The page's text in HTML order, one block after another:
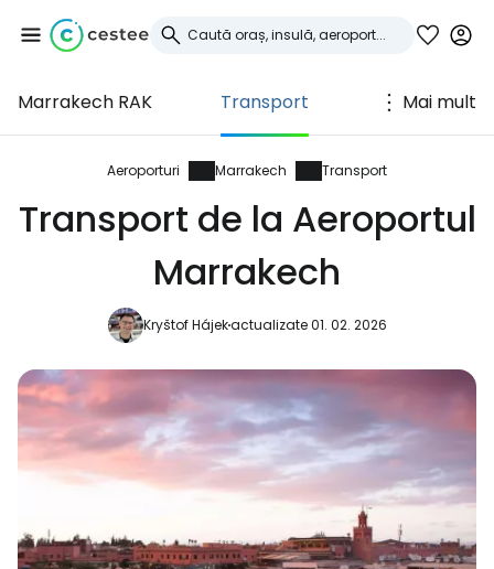
Marrakech RAK Transport Mai mult
Aeroporturi Marrakech Transport
Transport de la Aeroportul
Marrakech
Kryštof Hájekactualizate 01. 02. 2026
Conectați-vă la
Cestee
... comunitatea mondială a călătorilor
Continuați cu Facebook
Continuați cu e-mailul